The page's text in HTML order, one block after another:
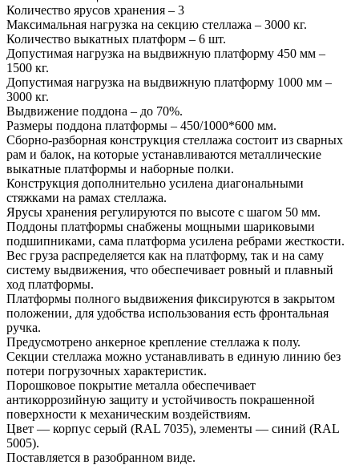
Количество ярусов хранения – 3
Максимальная нагрузка на секцию стеллажа – 3000 кг.
Количество выкатных платформ – 6 шт.
Допустимая нагрузка на выдвижную платформу 450 мм –
1500 кг.
Допустимая нагрузка на выдвижную платформу 1000 мм –
3000 кг.
Выдвижение поддона – до 70%.
Размеры поддона платформы – 450/1000*600 мм.
Сборно-разборная конструкция стеллажа состоит из сварных
рам и балок, на которые устанавливаются металлические
выкатные платформы и наборные полки.
Конструкция дополнительно усилена диагональными
стяжками на рамах стеллажа.
Ярусы хранения регулируются по высоте с шагом 50 мм.
Поддоны платформы снабжены мощными шариковыми
подшипниками, сама платформа усилена ребрами жесткости.
Вес груза распределяется как на платформу, так и на саму
систему выдвижения, что обеспечивает ровный и плавный
ход платформы.
Платформы полного выдвижения фиксируются в закрытом
положении, для удобства использования есть фронтальная
ручка.
Предусмотрено анкерное крепление стеллажа к полу.
Секции стеллажа можно устанавливать в единую линию без
потери погрузочных характеристик.
Порошковое покрытие металла обеспечивает
антикоррозийную защиту и устойчивость покрашенной
поверхности к механическим воздействиям.
Цвет — корпус серый (RAL 7035), элементы — синий (RAL
5005).
Поставляется в разобранном виде.